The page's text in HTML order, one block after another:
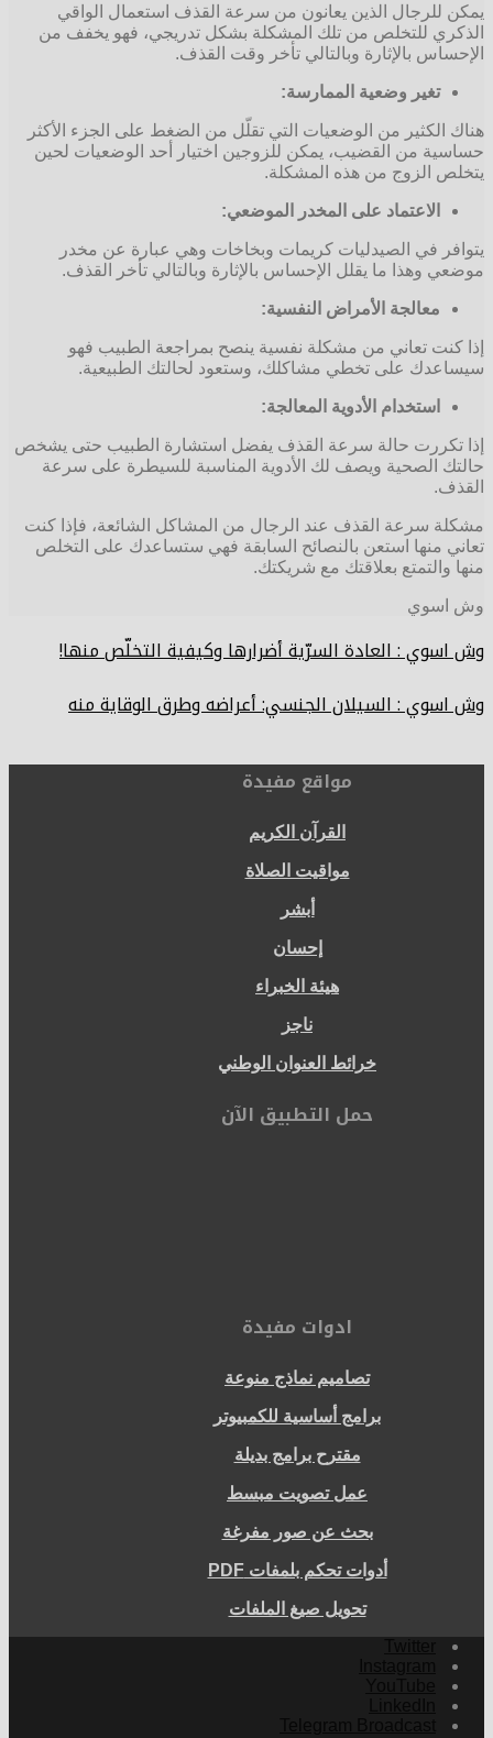
يمكن للرجال الذين يعانون من سرعة القذف استعمال الواقي
الذكري للتخلص من تلك المشكلة بشكل تدريجي، فهو يخفف من
الإحساس بالإثارة وبالتالي تأخر وقت القذف.
تغير وضعية الممارسة:
هناك الكثير من الوضعيات التي تقلّل من الضغط على الجزء الأكثر
حساسية من القضيب، يمكن للزوجين اختيار أحد الوضعيات لحين
يتخلص الزوج من هذه المشكلة.
الاعتماد على المخدر الموضعي:
يتوافر في الصيدليات كريمات وبخاخات وهي عبارة عن مخدر
موضعي وهذا ما يقلل الإحساس بالإثارة وبالتالي تأخر القذف.
معالجة الأمراض النفسية:
إذا كنت تعاني من مشكلة نفسية ينصح بمراجعة الطبيب فهو
سيساعدك على تخطي مشاكلك، وستعود لحالتك الطبيعية.
استخدام الأدوية المعالجة:
إذا تكررت حالة سرعة القذف يفضل استشارة الطبيب حتى يشخص
حالتك الصحية ويصف لك الأدوية المناسبة للسيطرة على سرعة
القذف.
مشكلة سرعة القذف عند الرجال من المشاكل الشائعة، فإذا كنت
تعاني منها استعن بالنصائح السابقة فهي ستساعدك على التخلص
منها والتمتع بعلاقتك مع شريكتك.
وش اسوي
وش اسوي : العادة السرّية أضرارها وكيفية التخلّص منها!
وش اسوي : السيلان الجنسي: أعراضه وطرق الوقاية منه
مواقع مفيدة
القرآن الكريم
مواقيت الصلاة
أبشر
إحسان
هيئة الخبراء
ناجز
خرائط العنوان الوطني
حمل التطبيق الآن
ادوات مفيدة
تصاميم نماذج منوعة
برامج أساسية للكمبيوتر
مقترح برامج بديلة
عمل تصويت مبسط
بحث عن صور مفرغة
أدوات تحكم بلمفات PDF
تحويل صيغ الملفات